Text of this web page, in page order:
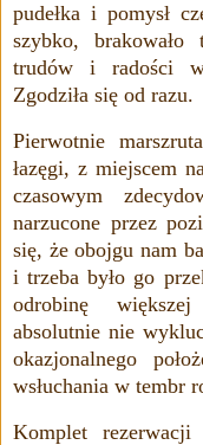
pudełka i pomysł
szybko,
trudów i radości
Zgodziła się od razu.
Pierwotnie
łazęgi, z miejscem
czasowym
narzucone przez
się, że obojgu nam
i trzeba było go
odrobinę
absolutnie nie
okazjonalnego
wsłuchania w tembr
Komplet rezerwacji